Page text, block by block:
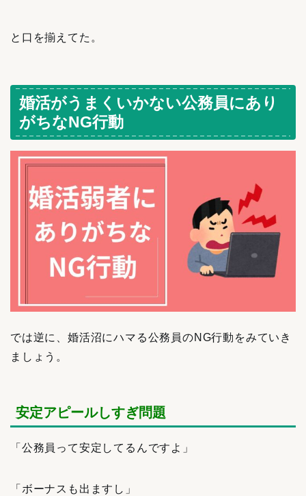
と口を揃えてた。
婚活がうまくいかない公務員にあり
がちなNG行動
では逆に、婚活沼にハマる公務員のNG行動をみていき
ましょう。
安定アピールしすぎ問題
「公務員って安定してるんですよ」
「ボーナスも出ますし」